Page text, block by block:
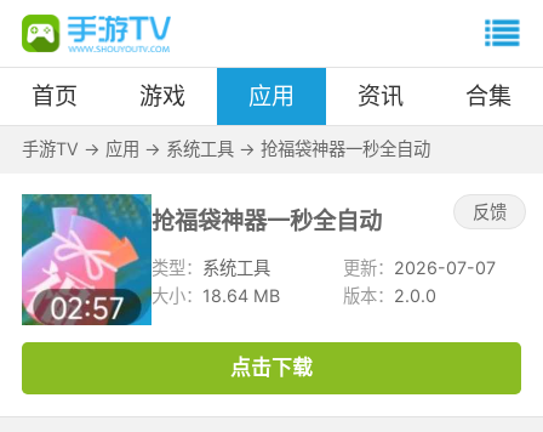
首页 游戏 应用 资讯 合集
手游TV -> 应用 -> 系统工具-> 抢福袋神器一秒全自动
抢福袋神器一秒全自动 反馈
类型： 系统工具 更新： 2026-07-07
大小： 18.64 MB 版本： 2.0.0
点击下载